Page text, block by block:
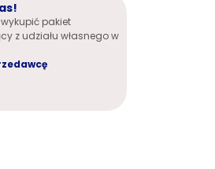
wykupić pakiet
z udziału własnego w